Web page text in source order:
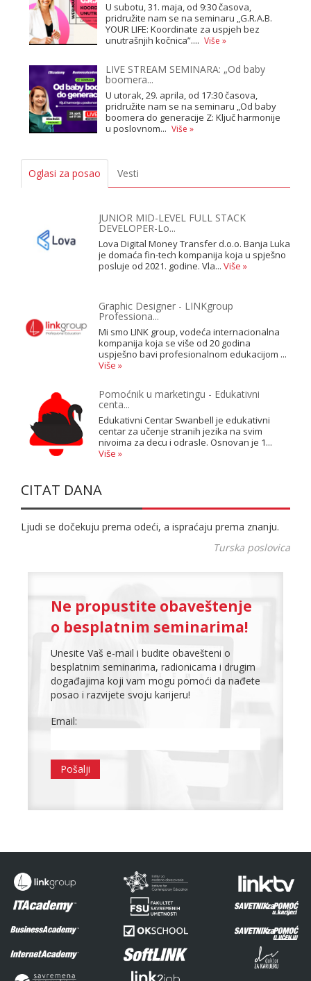
U subotu, 31. maja, od 9:30 časova,
pridružite nam se na seminaru „G.R.A.B.
YOUR LIFE: Koordinate za uspjeh bez
unutrašnjih kočnica”.... Više »
LIVE STREAM SEMINARA: „Od baby
boomera...
U utorak, 29. aprila, od 17:30 časova,
pridružite nam se na seminaru „Od baby
boomera do generacije Z: Ključ harmonije
u poslovnom... Više »
Oglasi za posao Vesti
JUNIOR MID-LEVEL FULL STACK
DEVELOPER-Lo...
Lova Digital Money Transfer d.o.o. Banja Luka
je domaća fin-tech kompanija koja u spješno
posluje od 2021. godine. Vla... Više »
Graphic Designer - LINKgroup
Professiona...
Mi smo LINK group, vodeća internacionalna
kompanija koja se više od 20 godina
uspješno bavi profesionalnom edukacijom ...
Više »
Pomoćnik u marketingu - Edukativni
centa...
Edukativni Centar Swanbell je edukativni
centar za učenje stranih jezika na svim
nivoima za decu i odrasle. Osnovan je 1...
Više »
CITAT DANA
Ljudi se dočekuju prema odeći, a ispraćaju prema znanju.
Turska poslovica
Ne propustite obaveštenje
o besplatnim seminarima!
Unesite Vaš e-mail i budite obavešteni o
besplatnim seminarima, radionicama i drugim
događajima koji vam mogu pomoći da nađete
posao i razvijete svoju karijeru!
Email: